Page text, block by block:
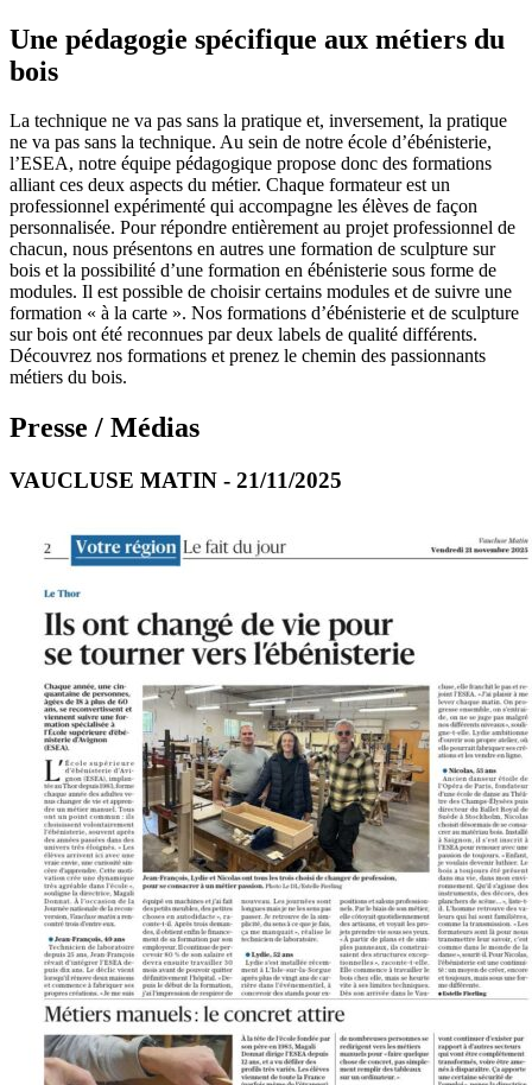
Une pédagogie spécifique aux métiers du
bois
La technique ne va pas sans la pratique et, inversement, la pratique
ne va pas sans la technique. Au sein de notre école d’ébénisterie,
l’ESEA, notre équipe pédagogique propose donc des formations
alliant ces deux aspects du métier. Chaque formateur est un
professionnel expérimenté qui accompagne les élèves de façon
personnalisée. Pour répondre entièrement au projet professionnel de
chacun, nous présentons en autres une formation de sculpture sur
bois et la possibilité d’une formation en ébénisterie sous forme de
modules. Il est possible de choisir certains modules et de suivre une
formation « à la carte ». Nos formations d’ébénisterie et de sculpture
sur bois ont été reconnues par deux labels de qualité différents.
Découvrez nos formations et prenez le chemin des passionnants
métiers du bois.
Presse / Médias
VAUCLUSE MATIN - 21/11/2025